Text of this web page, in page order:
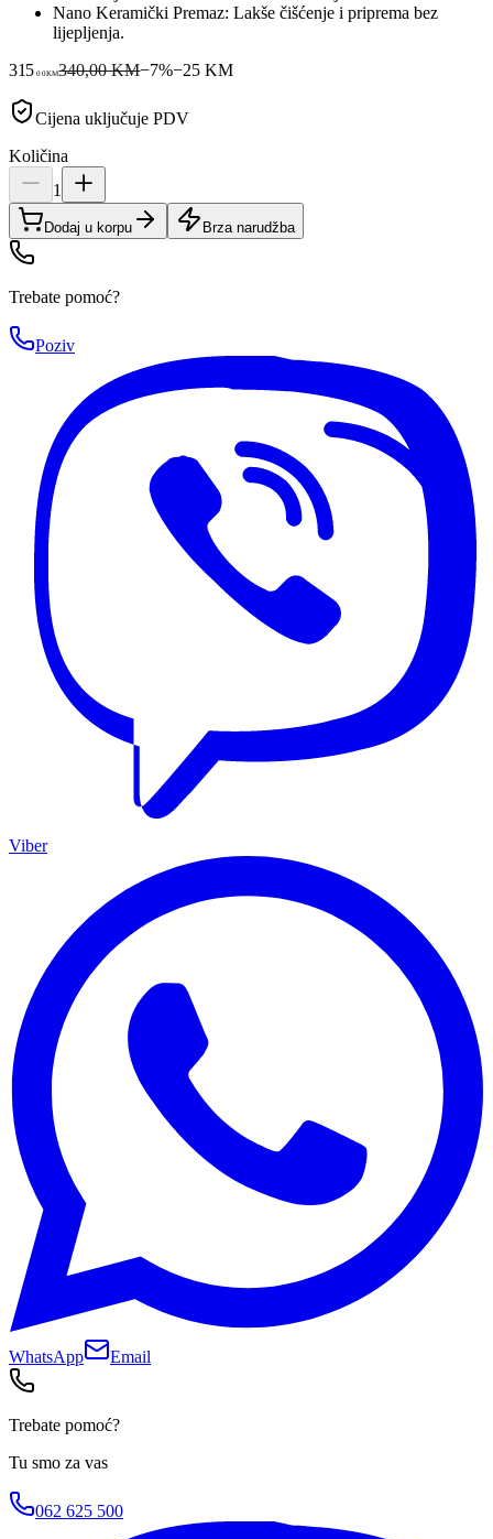
Nano Keramički Premaz: Lakše čišćenje i priprema bez
lijepljenja.
315 00KM340,00 KM−7%−25 KM
Cijena uključuje PDV
Količina
1
Dodaj u korpu Brza narudžba
Trebate pomoć?
Poziv
Viber
WhatsApp Email
Trebate pomoć?
Tu smo za vas
062 625 500